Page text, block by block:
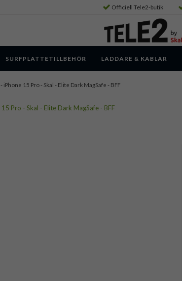
Officiell Tele2-butik
SURFPLATTETILLBEHÖR LADDARE & KABLAR
- iPhone 15 Pro - Skal - Elite Dark MagSafe - BFF